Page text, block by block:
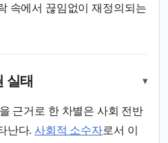
속에서 끊임없이 재정의되는
실태 ▾
을 근거로 한 차별은 사회 전반
난다.사회적 소수자로서 이